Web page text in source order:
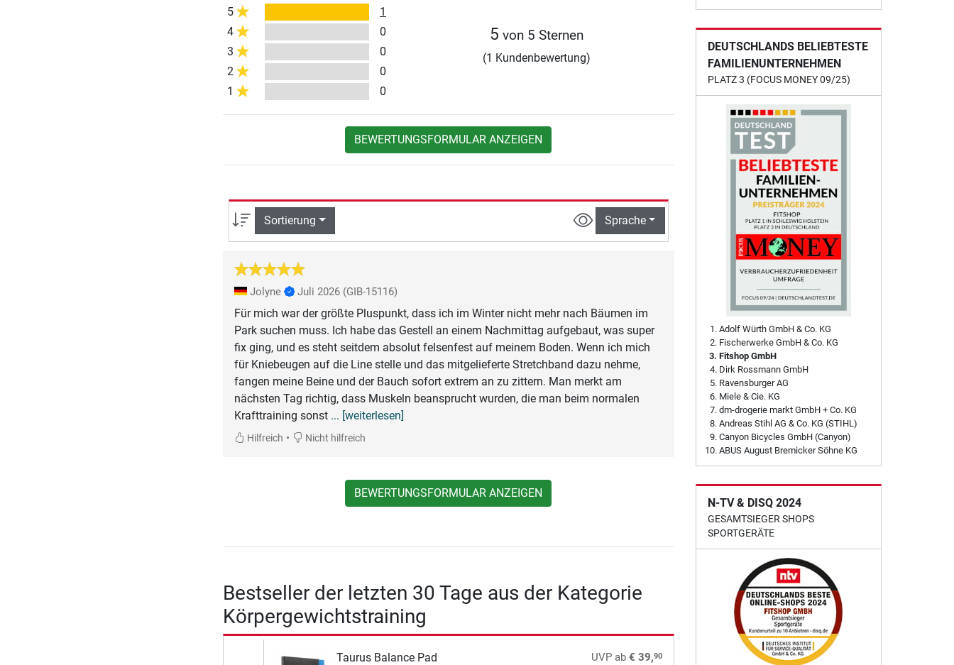
5
1
4
0
3
0
2
0
1
0
5 von 5 Sternen
(1 Kundenbewertung)
BEWERTUNGSFORMULAR ANZEIGEN
Sortierung Sprache
Jolyne Juli 2026 (GIB-15116)
Für mich war der größte Pluspunkt, dass ich im Winter nicht mehr nach Bäumen im
Park suchen muss. Ich habe das Gestell an einem Nachmittag aufgebaut, was super
fix ging, und es steht seitdem absolut felsenfest auf meinem Boden. Wenn ich mich
für Kniebeugen auf die Line stelle und das mitgelieferte Stretchband dazu nehme,
fangen meine Beine und der Bauch sofort extrem an zu zittern. Man merkt am
nächsten Tag richtig, dass Muskeln beansprucht wurden, die man beim normalen
Krafttraining sonst ... [weiterlesen]
Hilfreich • Nicht hilfreich
BEWERTUNGSFORMULAR ANZEIGEN
Bestseller der letzten 30 Tage aus der Kategorie
Körpergewichtstraining
Taurus Balance Pad UVP ab€ 39,90
DEUTSCHLANDS BELIEBTESTE
FAMILIENUNTERNEHMEN
PLATZ 3 (FOCUS MONEY 09/25)
Adolf Würth GmbH & Co. KG
Fischerwerke GmbH & Co. KG
Fitshop GmbH
Dirk Rossmann GmbH
Ravensburger AG
Miele & Cie. KG
dm-drogerie markt GmbH + Co. KG
Andreas Stihl AG & Co. KG (STIHL)
Canyon Bicycles GmbH (Canyon)
ABUS August Bremicker Söhne KG
N-TV & DISQ 2024
GESAMTSIEGER SHOPS
SPORTGERÄTE